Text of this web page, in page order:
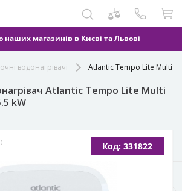
наших магазинів в Києві та Львові
водонагрівачі Atlantic Tempo Lite Multi
Atlantic Tempo Lite Multi
kW
Код: 331822